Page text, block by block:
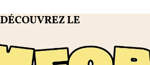
DÉCOUVREZ LE